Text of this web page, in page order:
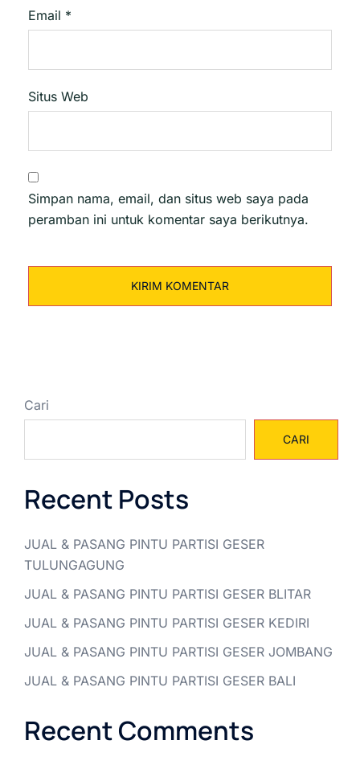
Email *
Situs Web
Simpan nama, email, dan situs web saya pada
peramban ini untuk komentar saya berikutnya.
Cari
CARI
Recent Posts
JUAL & PASANG PINTU PARTISI GESER
TULUNGAGUNG
JUAL & PASANG PINTU PARTISI GESER BLITAR
JUAL & PASANG PINTU PARTISI GESER KEDIRI
JUAL & PASANG PINTU PARTISI GESER JOMBANG
JUAL & PASANG PINTU PARTISI GESER BALI
Recent Comments